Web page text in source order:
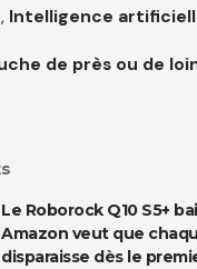
, Intelligence
de près ou de
Le Roborock Q10 S5+
Amazon veut que
disparaisse dès le